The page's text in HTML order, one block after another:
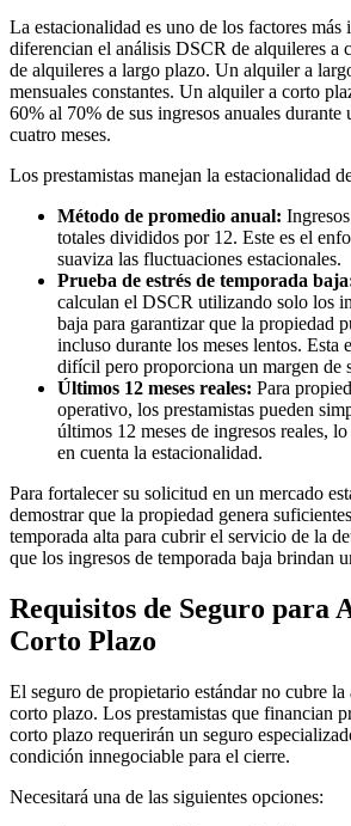
La estacionalidad es uno de los factores más
diferencian el análisis DSCR de alquileres a
de alquileres a largo plazo. Un alquiler a
mensuales constantes. Un alquiler a corto
60% al 70% de sus ingresos anuales durante
cuatro meses.
Los prestamistas manejan la estacionalidad
Método de promedio anual:
totales divididos por 12. Este es el
suaviza las fluctuaciones estacionales.
Prueba de estrés de temporada
calculan el DSCR utilizando solo los
baja para garantizar que la propiedad
incluso durante los meses lentos. Esta
difícil pero proporciona un margen de
Últimos 12 meses reales: Para
operativo, los prestamistas pueden
últimos 12 meses de ingresos reales,
en cuenta la estacionalidad.
Para fortalecer su solicitud en un mercado
demostrar que la propiedad genera
temporada alta para cubrir el servicio de la
que los ingresos de temporada baja brindan
Requisitos de Seguro para
Corto Plazo
El seguro de propietario estándar no cubre
corto plazo. Los prestamistas que financian
corto plazo requerirán un seguro
condición innegociable para el cierre.
Necesitará una de las siguientes opciones: